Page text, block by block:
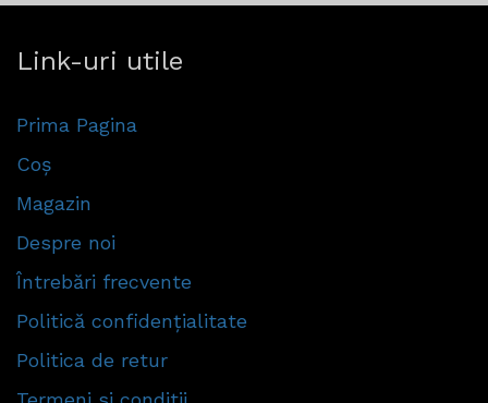
Link-uri utile
Prima Pagina
Coș
Magazin
Despre noi
Întrebări frecvente
Politică confidențialitate
Politica de retur